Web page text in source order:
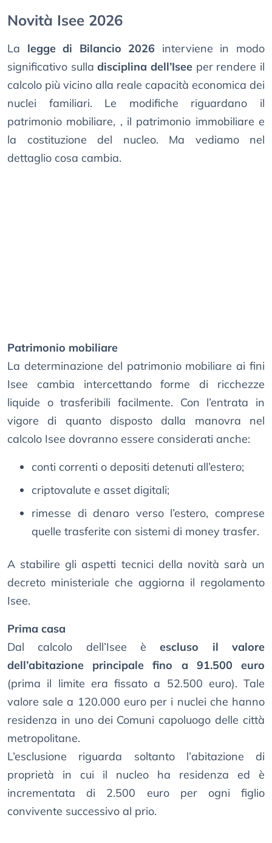
Novità Isee 2026
La legge di Bilancio 2026 interviene in modo
significativo sulladisciplina dell’Isee per rendere il
calcolo più vicino alla reale capacità economica dei
nuclei familiari. Le modifiche riguardano il
patrimonio mobiliare, , il patrimonio immobiliare e
la costituzione del nucleo. Ma vediamo nel
dettaglio cosa cambia.
Patrimonio mobiliare
La determinazione del patrimonio mobiliare ai fini
Isee cambia intercettando forme di ricchezze
liquide o trasferibili facilmente. Con l’entrata in
vigore di quanto disposto dalla manovra nel
calcolo Isee dovranno essere considerati anche:
conti correnti o depositi detenuti all’estero;
criptovalute e asset digitali;
rimesse di denaro verso l’estero, comprese
quelle trasferite con sistemi di money trasfer.
A stabilire gli aspetti tecnici della novità sarà un
decreto ministeriale che aggiorna il regolamento
Isee.
Prima casa
Dal calcolo dell’Isee èescluso il valore
dell’abitazione principale fino a 91.500 euro
(prima il limite era fissato a 52.500 euro). Tale
valore sale a 120.000 euro per i nuclei che hanno
residenza in uno dei Comuni capoluogo delle città
metropolitane.
L’esclusione riguarda soltanto l’abitazione di
proprietà in cui il nucleo ha residenza ed è
incrementata di 2.500 euro per ogni figlio
convivente successivo al prio.